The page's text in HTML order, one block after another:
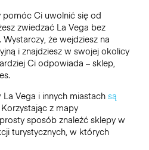
Ci uwolnić się od
zwiedzać La Vega bez
że wejdziesz na
i znajdziesz w swojej okolicy
Ci odpowiada – sklep,
Vega i innych miastach są
z mapy
sposób znaleźć sklepy w
turystycznych, w których